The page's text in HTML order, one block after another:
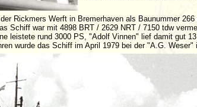
Rickmers Werft in Bremerhaven als Baunummer
Schiff war mit 4898 BRT / 2629 NRT / 7150 tdw
leistete rund 3000 PS, "Adolf Vinnen" lief damit gut
wurde das Schiff im April 1979 bei der "A.G. Weser"